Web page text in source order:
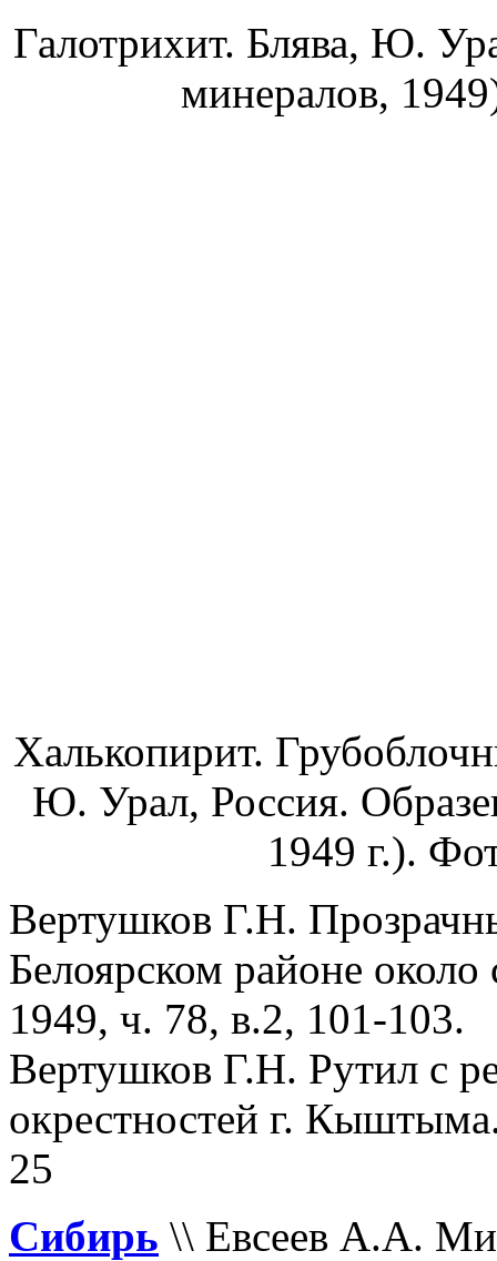
Галотрихит. Блява, Ю.
минералов,
Халькопирит.
Ю. Урал, Россия.
1949 г.).
Вертушков Г.Н.
Белоярском районе
1949, ч. 78, в.2, 101-103.
Вертушков Г.Н. Рутил с
окрестностей г.
25
Сибирь \\ Евсеев А.А.